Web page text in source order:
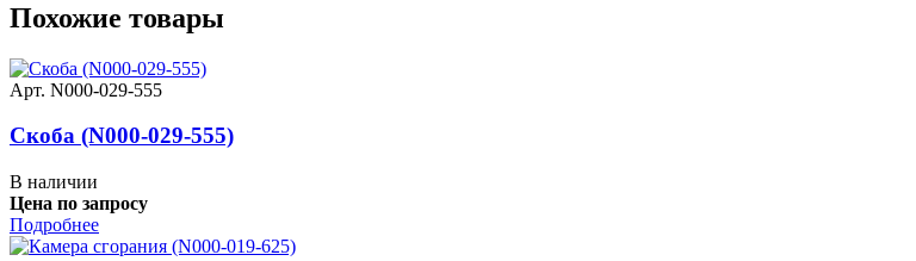
Похожие товары
Арт. N000-029-555
Скоба (N000-029-555)
В наличии
Цена по запросу
Подробнее